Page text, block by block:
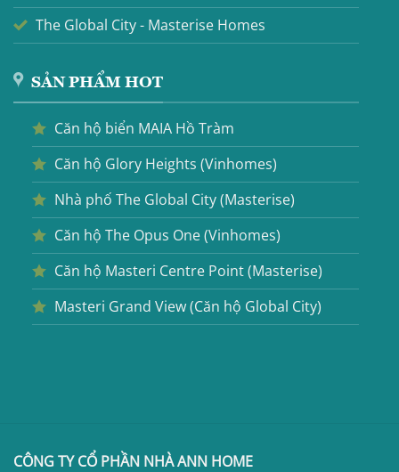
The Global City - Masterise Homes
SẢN PHẨM HOT
Căn hộ biển MAIA Hồ Tràm
Căn hộ Glory Heights (Vinhomes)
Nhà phố The Global City (Masterise)
Căn hộ The Opus One (Vinhomes)
Căn hộ Masteri Centre Point (Masterise)
Masteri Grand View (Căn hộ Global City)
CÔNG TY CỔ PHẦN NHÀ ANN HOME